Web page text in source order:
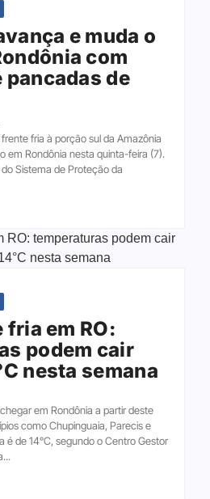
e muda o
com
pancadas de
fria à porção sul da Amazônia
em Rondônia nesta quinta-feira (7).
Sistema de Proteção da
em RO:
podem cair
nesta semana
em Rondônia a partir deste
como Chupinguaia, Parecis e
é de 14°C, segundo o Centro Gestor